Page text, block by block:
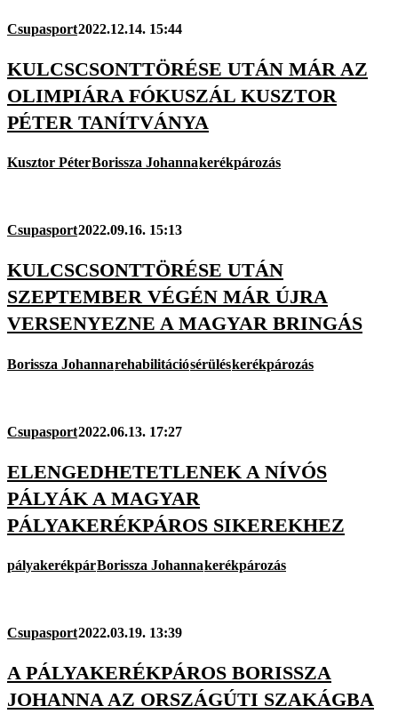
Csupasport2022.12.14. 15:44
KULCSCSONTTÖRÉSE UTÁN MÁR AZ
OLIMPIÁRA FÓKUSZÁL KUSZTOR
PÉTER TANÍTVÁNYA
Kusztor PéterBorissza Johannakerékpározás
Csupasport2022.09.16. 15:13
KULCSCSONTTÖRÉSE UTÁN
SZEPTEMBER VÉGÉN MÁR ÚJRA
VERSENYEZNE A MAGYAR BRINGÁS
Borissza Johannarehabilitációsérüléskerékpározás
Csupasport2022.06.13. 17:27
ELENGEDHETETLENEK A NÍVÓS
PÁLYÁK A MAGYAR
PÁLYAKERÉKPÁROS SIKEREKHEZ
pályakerékpárBorissza Johannakerékpározás
Csupasport2022.03.19. 13:39
A PÁLYAKERÉKPÁROS BORISSZA
JOHANNA AZ ORSZÁGÚTI SZAKÁGBA